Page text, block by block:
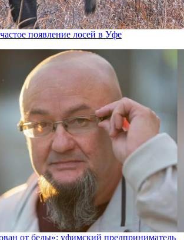
появление лосей в Уфе
от беды»: уфимский предприниматель